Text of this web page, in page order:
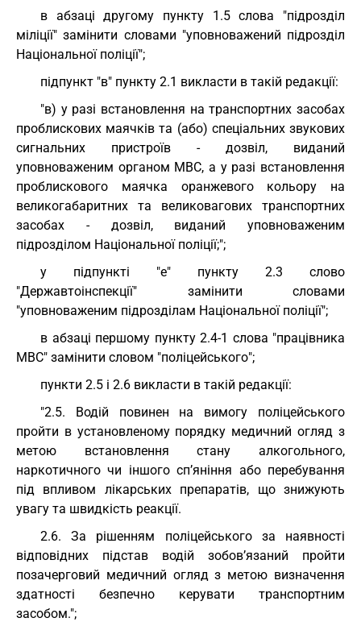
в абзаці другому пункту 1.5 слова "підрозділ
міліції" замінити словами "уповноважений підрозділ
Національної поліції";
підпункт "в" пункту 2.1 викласти в такій редакції:
"в) у разі встановлення на транспортних засобах
проблискових маячків та (або) спеціальних звукових
сигнальних пристроїв - дозвіл, виданий
уповноваженим органом МВС, а у разі встановлення
проблискового маячка оранжевого кольору на
великогабаритних та великовагових транспортних
засобах - дозвіл, виданий уповноваженим
підрозділом Національної поліції;";
у підпункті "е" пункту 2.3 слово
"Державтоінспекції" замінити словами
"уповноваженим підрозділам Національної поліції";
в абзаці першому пункту 2.4-1 слова "працівника
МВС" замінити словом "поліцейського";
пункти 2.5 і 2.6 викласти в такій редакції:
"2.5. Водій повинен на вимогу поліцейського
пройти в установленому порядку медичний огляд з
метою встановлення стану алкогольного,
наркотичного чи іншого сп’яніння або перебування
під впливом лікарських препаратів, що знижують
увагу та швидкість реакції.
2.6. За рішенням поліцейського за наявності
відповідних підстав водій зобов’язаний пройти
позачерговий медичний огляд з метою визначення
здатності безпечно керувати транспортним
засобом.";